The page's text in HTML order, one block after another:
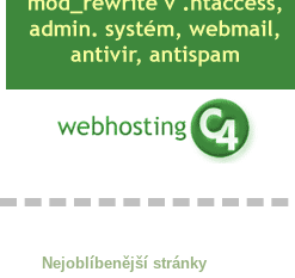
Nejoblíbenější stránky